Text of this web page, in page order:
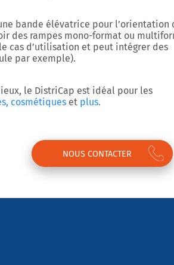
bande élévatrice pour l’orientation
des rampes mono-format ou
cas d’utilisation et peut intégrer des
par exemple).
le DistriCap est idéal pour les
cosmétiques et plus.
NOUS CONTACTER